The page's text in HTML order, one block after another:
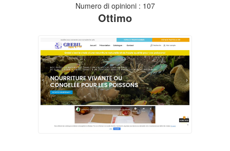
Numero di opinioni : 107
Ottimo